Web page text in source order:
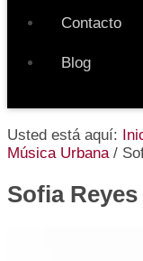
Contacto
Blog
Usted está aquí:
Música Urbana /
Sofia Reyes